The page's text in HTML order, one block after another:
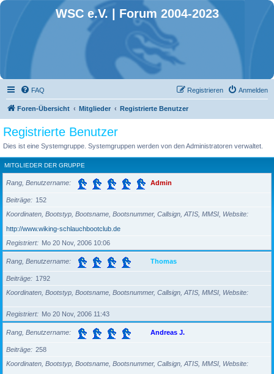
WSC e.V. | Forum 2004-2023
FAQ Anmelden
Registrieren
Foren-Übersicht Mitglieder Registrierte Benutzer
Registrierte Benutzer
Dies ist eine Systemgruppe. Systemgruppen werden von den Administratoren verwaltet.
MITGLIEDER DER GRUPPE
Rang, Benutzername Admin
Beiträge
152
Koordinaten, Bootstyp, Bootsname, Bootsnummer, Callsign, ATIS, MMSI, Website
http://www.wiking-schlauchbootclub.de
Registriert
Mo 20 Nov, 2006 10:06
Rang, Benutzername Thomas
Beiträge
1792
Koordinaten, Bootstyp, Bootsname, Bootsnummer, Callsign, ATIS, MMSI, Website
Registriert Mo 20 Nov, 2006 11:43
Rang, Benutzername Andreas J.
Beiträge
258
Koordinaten, Bootstyp, Bootsname, Bootsnummer, Callsign, ATIS, MMSI, Website